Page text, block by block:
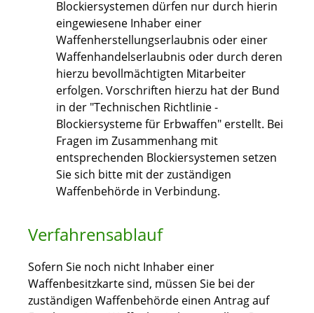
Blockiersystemen dürfen nur durch hierin
eingewiesene Inhaber einer
Waffenherstellungserlaubnis oder einer
Waffenhandelserlaubnis oder durch deren
hierzu bevollmächtigten Mitarbeiter
erfolgen. Vorschriften hierzu hat der Bund
in der "Technischen Richtlinie -
Blockiersysteme für Erbwaffen" erstellt. Bei
Fragen im Zusammenhang mit
entsprechenden Blockiersystemen setzen
Sie sich bitte mit der zuständigen
Waffenbehörde in Verbindung.
Verfahrensablauf
Sofern Sie noch nicht Inhaber einer
Waffenbesitzkarte sind, müssen Sie bei der
zuständigen Waffenbehörde einen Antrag auf